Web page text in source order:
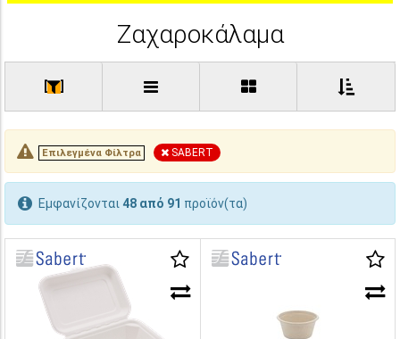
Ζαχαροκάλαμα
[ ]
Επιλεγμένα Φίλτρα SABERT
Εμφανίζονται 48 από 91 προϊόν(τα)